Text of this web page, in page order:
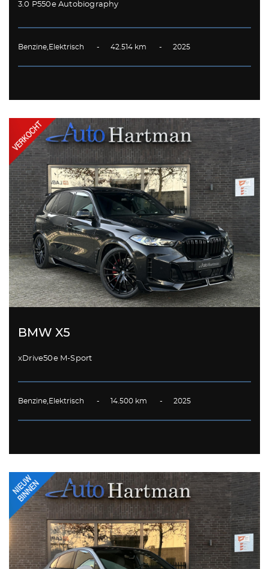
3.0 P550e Autobiography
Benzine,Elektrisch - 42.514 km - 2025
BMW X5
xDrive50e M-Sport
Benzine,Elektrisch - 14.500 km - 2025